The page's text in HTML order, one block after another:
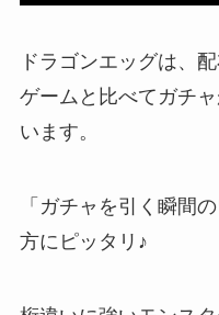
ドラゴンエッグは、
ゲームと比べてガチ
います。
「ガチャを引く瞬間
方にピッタリ♪